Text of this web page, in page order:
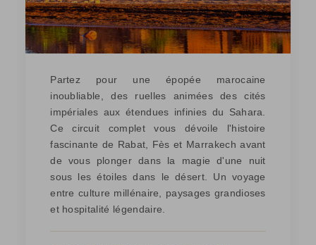
Partez pour une épopée marocaine
inoubliable, des ruelles animées des cités
impériales aux étendues infinies du Sahara.
Ce circuit complet vous dévoile l'histoire
fascinante de Rabat, Fès et Marrakech avant
de vous plonger dans la magie d'une nuit
sous les étoiles dans le désert. Un voyage
entre culture millénaire, paysages grandioses
et hospitalité légendaire.